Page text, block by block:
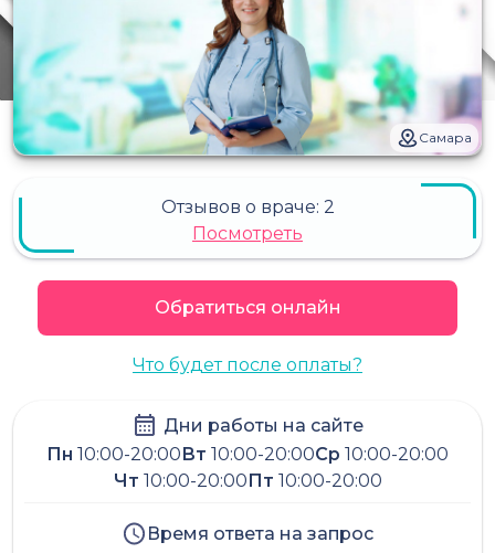
Самара
Отзывов о враче: 2
Посмотреть
Обратиться онлайн
Что будет после оплаты?
Дни работы на сайте
Пн 10:00-20:00 Вт 10:00-20:00Ср 10:00-20:00
Чт 10:00-20:00 Пт 10:00-20:00
Время ответа на запрос